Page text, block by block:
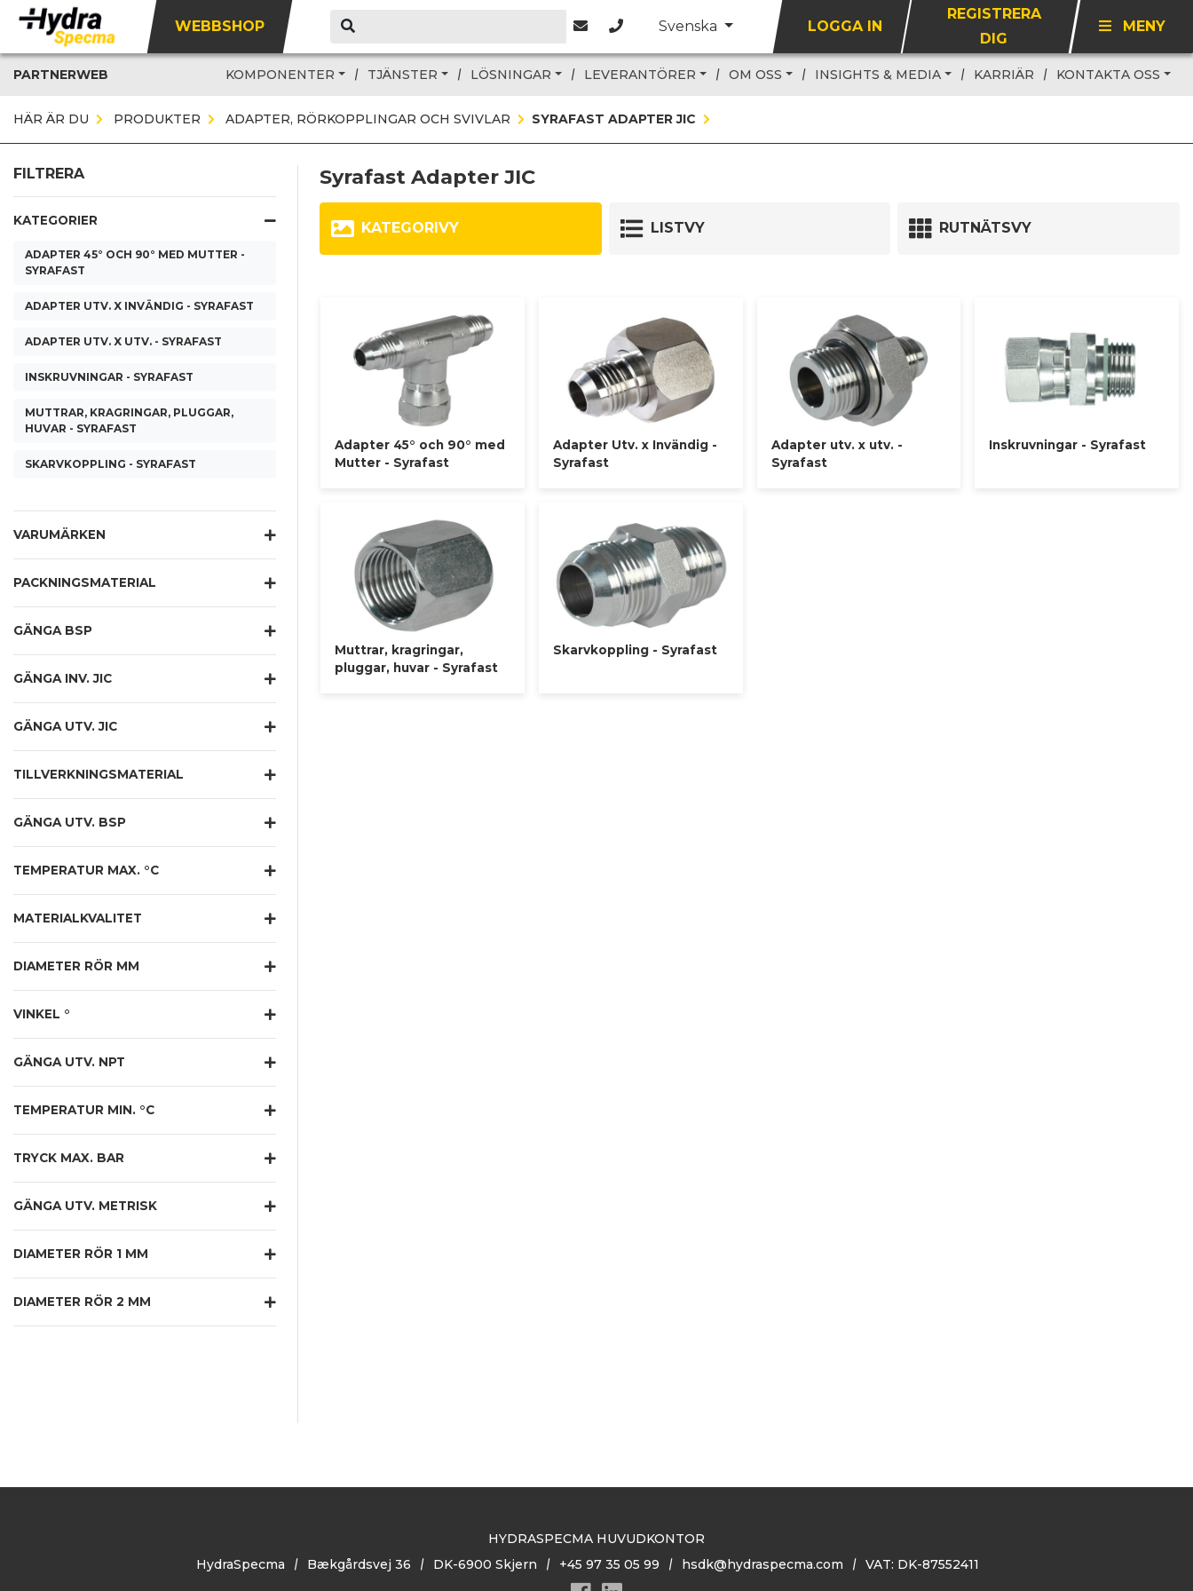
WEBBSHOP Svenska LOGGA IN
REGISTRERA
DIG
MENY
PARTNERWEB KOMPONENTER TJÄNSTER LÖSNINGAR LEVERANTÖRER OM OSS INSIGHTS & MEDIA KARRIÄR KONTAKTA OSS
HÄR ÄR DU PRODUKTER ADAPTER, RÖRKOPPLINGAR OCH SVIVLAR SYRAFAST ADAPTER JIC
FILTRERA
KATEGORIER
ADAPTER 45° OCH 90° MED MUTTER -
SYRAFAST
ADAPTER UTV. X INVÄNDIG - SYRAFAST
ADAPTER UTV. X UTV. - SYRAFAST
INSKRUVNINGAR - SYRAFAST
MUTTRAR, KRAGRINGAR, PLUGGAR,
HUVAR - SYRAFAST
SKARVKOPPLING - SYRAFAST
VARUMÄRKEN
PACKNINGSMATERIAL
GÄNGA BSP
GÄNGA INV. JIC
GÄNGA UTV. JIC
TILLVERKNINGSMATERIAL
GÄNGA UTV. BSP
TEMPERATUR MAX. °C
MATERIALKVALITET
DIAMETER RÖR MM
VINKEL °
GÄNGA UTV. NPT
TEMPERATUR MIN. °C
TRYCK MAX. BAR
GÄNGA UTV. METRISK
DIAMETER RÖR 1 MM
DIAMETER RÖR 2 MM
Syrafast Adapter JIC
KATEGORIVY LISTVY RUTNÄTSVY
Adapter 45° och 90° med
Mutter - Syrafast
Adapter Utv. x Invändig -
Syrafast
Adapter utv. x utv. -
Syrafast
Inskruvningar - Syrafast
Muttrar, kragringar,
pluggar, huvar - Syrafast
Skarvkoppling - Syrafast
HYDRASPECMA HUVUDKONTOR
HydraSpecma
Bækgårdsvej 36 DK-6900 Skjern +45 97 35 05 99 hsdk@hydraspecma.com VAT: DK-87552411